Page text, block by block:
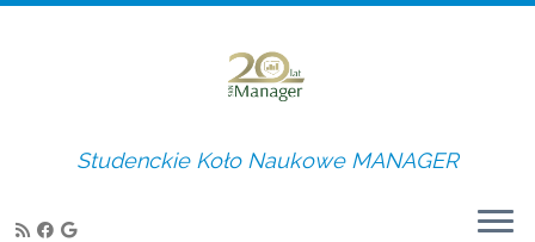
Studenckie Koło Naukowe MANAGER